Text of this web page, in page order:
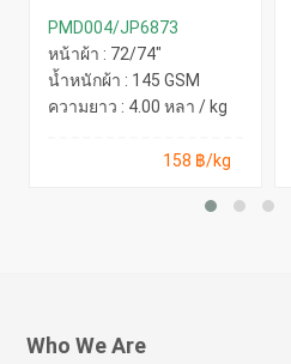
PMD004/JP6873
หน้าผ้า : 72/74"
น้ำหนักผ้า : 145 GSM
ความยาว : 4.00 หลา / kg
158 ฿/kg
Who We Are